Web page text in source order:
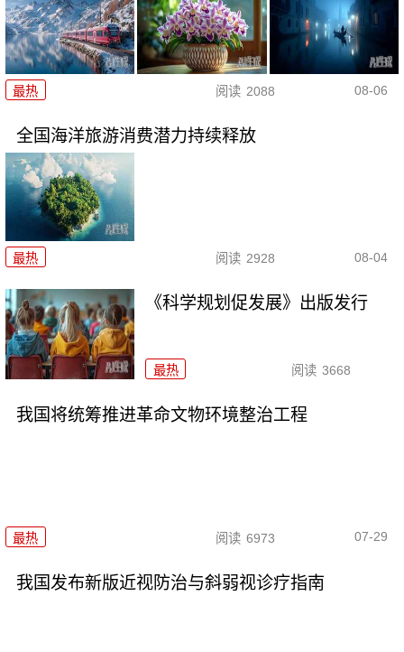
最热 阅读 2088 08-06
全国海洋旅游消费潜力持续释放
最热 阅读 2928 08-04
《科学规划促发展》出版发行
最热 阅读 3668
我国将统筹推进革命文物环境整治工程
最热 阅读 6973 07-29
我国发布新版近视防治与斜弱视诊疗指南